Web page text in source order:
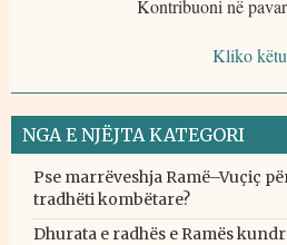
Kontribuoni në
Kliko këtu
NGA E NJËJTA KATEGORI
Pse marrëveshja Ramë–Vuçiç
tradhëti kombëtare?
Dhurata e radhës e Ramës